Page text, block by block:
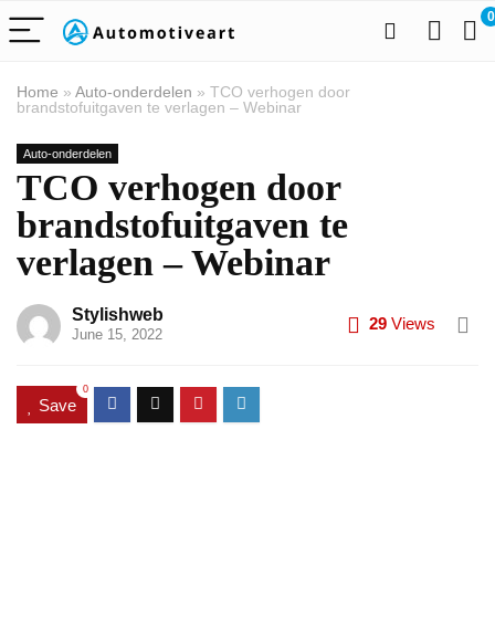
0
Home » Auto-onderdelen » TCO verhogen door
brandstofuitgaven te verlagen – Webinar
Auto-onderdelen
TCO verhogen door
brandstofuitgaven te
verlagen – Webinar
Stylishweb
June 15, 2022
29 Views
Save
0